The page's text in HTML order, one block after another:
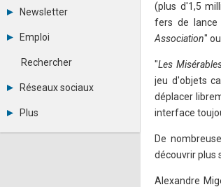
Tous les forums
Se connecter
Messages privés
Contacter un modérateur
Newsletter
Archives
Abonnement
Emploi
Consulter les annonces
Observatoire de l'emploi
Rechercher
Réseaux sociaux
LinkedIn
Plus
Annonceurs
(plus d'1,5
fers de
Association"
"Les
jeu d'objets
déplacer
interface
De
découvrir plus
Alexandre